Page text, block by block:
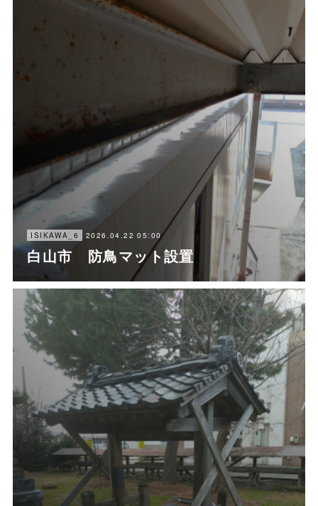
ISIKAWA_6 2026.04.22 05:00
白山市 防鳥マット設置